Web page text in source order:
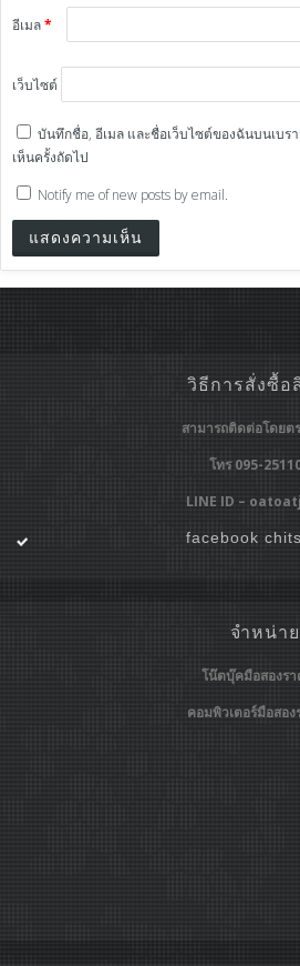
อีเมล*
เว็บไซต์
บันทึกชื่อ, อีเมล และชื่อเว็บไซต์ของฉันบนเบร
เห็นครั้งถัดไป
Notify me of new posts by email.
วิธีการสั่งซื้อ
สามารถติดต่อโดยต
โทร 095-
LINE ID –
facebook
จำหน่าย
โน๊ตบุ๊คมือสองรา
คอมพิวเตอร์มือสอง